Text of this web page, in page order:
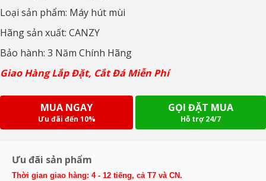
Loại sản phẩm: Máy hút mùi
Hãng sản xuất: CANZY
Bảo hành: 3 Năm Chính Hãng
Giao Hàng Lắp Đặt, Cắt Đá Miễn Phí
MUA NGAY
Ưu đãi đến 10%
GỌI ĐẶT MUA
Hỗ trợ 24/7
Ưu đãi sản phẩm
Thời gian giao hàng: 4 - 12 tiếng, cả T7 và CN.